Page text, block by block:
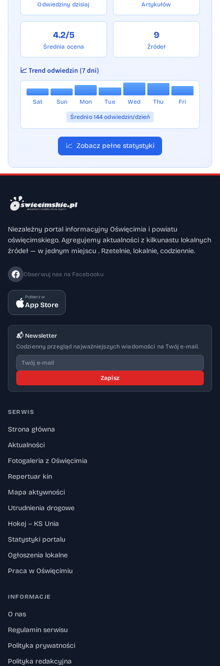
Odwiedziny dzisiaj Artykułów
4.2/5
Średnia ocena
9
Źródeł
📈 Trend odwiedzin (7 dni)
Sat Sun Mon Tue Wed Thu Fri
Średnio 144 odwiedzin/dzień
📈 Zobacz pełne statystyki
Niezależny portal informacyjny Oświęcimia i powiatu
oświęcimskiego. Agregujemy aktualności z kilkunastu lokalnych
źródeł — w jednym miejscu . Rzetelnie, lokalnie, codziennie.
Obserwuj nas na Facebooku
Pobierz w
App Store
📬 Newsletter
Codzienny przegląd najważniejszych wiadomości na Twój e-mail.
Zapisz
SERWIS
Strona główna
Aktualności
Fotogaleria z Oświęcimia
Repertuar kin
Mapa aktywności
Utrudnienia drogowe
Hokej – KS Unia
Statystyki portalu
Ogłoszenia lokalne
Praca w Oświęcimiu
INFORMACJE
O nas
Regulamin serwisu
Polityka prywatności
Polityka redakcyjna